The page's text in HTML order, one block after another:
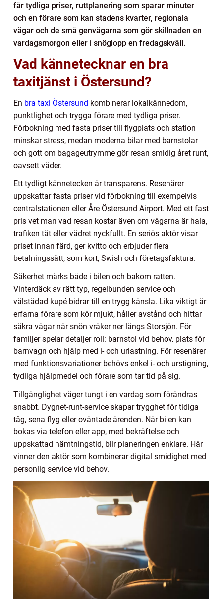
får tydliga priser, ruttplanering som sparar minuter
och en förare som kan stadens kvarter, regionala
vägar och de små genvägarna som gör skillnaden en
vardagsmorgon eller i snöglopp en fredagskväll.
Vad kännetecknar en bra
taxitjänst i Östersund?
En bra taxi Östersund kombinerar lokalkännedom,
punktlighet och trygga förare med tydliga priser.
Förbokning med fasta priser till flygplats och station
minskar stress, medan moderna bilar med barnstolar
och gott om bagageutrymme gör resan smidig året runt,
oavsett väder.
Ett tydligt kännetecken är transparens. Resenärer
uppskattar fasta priser vid förbokning till exempelvis
centralstationen eller Åre Östersund Airport. Med ett fast
pris vet man vad resan kostar även om vägarna är hala,
trafiken tät eller vädret nyckfullt. En seriös aktör visar
priset innan färd, ger kvitto och erbjuder flera
betalningssätt, som kort, Swish och företagsfaktura.
Säkerhet märks både i bilen och bakom ratten.
Vinterdäck av rätt typ, regelbunden service och
välstädad kupé bidrar till en trygg känsla. Lika viktigt är
erfarna förare som kör mjukt, håller avstånd och hittar
säkra vägar när snön vräker ner längs Storsjön. För
familjer spelar detaljer roll: barnstol vid behov, plats för
barnvagn och hjälp med i- och urlastning. För resenärer
med funktionsvariationer behövs enkel i- och urstigning,
tydliga hjälpmedel och förare som tar tid på sig.
Tillgänglighet väger tungt i en vardag som förändras
snabbt. Dygnet-runt-service skapar trygghet för tidiga
tåg, sena flyg eller oväntade ärenden. När bilen kan
bokas via telefon eller app, med bekräftelse och
uppskattad hämtningstid, blir planeringen enklare. Här
vinner den aktör som kombinerar digital smidighet med
personlig service vid behov.